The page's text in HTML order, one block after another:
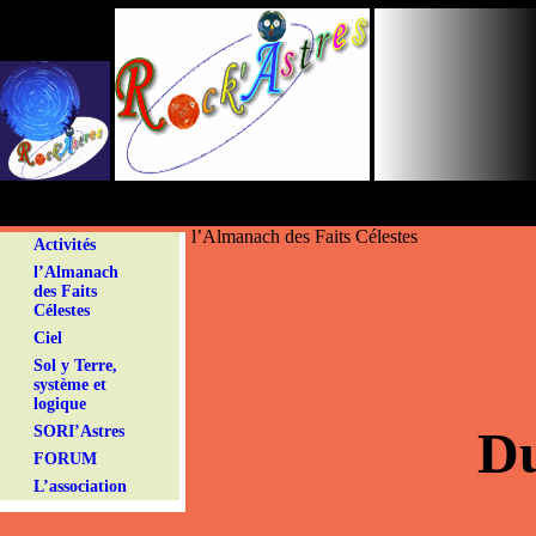
Activités
l’Almanach
des Faits
Célestes
Ciel
Sol y Terre,
système et
logique
SORI’Astres
FORUM
L’association
l’Almanach des Faits Célestes
Panneau de gestion des cookies